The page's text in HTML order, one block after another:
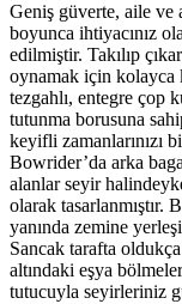
Geniş güverte, aile ve
boyunca ihtiyacınız
edilmiştir. Takılıp
oynamak için
tezgahlı, entegre çop
tutunma borusuna
keyifli zamanlarınızı
Bowrider’da arka
alanlar seyir
olarak
yanında zemine
Sancak tarafta
altındaki eşya
tutucuyla seyirleriniz